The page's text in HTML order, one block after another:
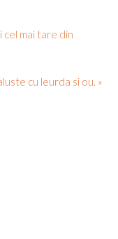
cel mai tare din
cu leurda si ou. »